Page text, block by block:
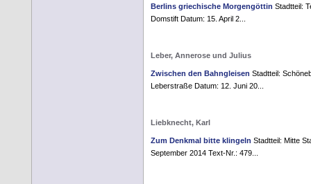
Berlins griechische Morgengöttin Stadtteil:
Domstift Datum: 15. April 2...
Leber, Annerose und Julius
Zwischen den Bahngleisen Stadtteil:
Leberstraße Datum: 12. Juni 20...
Liebknecht, Karl
Zum Denkmal bitte klingeln Stadtteil: Mitte
September 2014 Text-Nr.: 479...